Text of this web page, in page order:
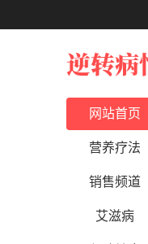
网站首页
营养疗法
销售频道
艾滋病